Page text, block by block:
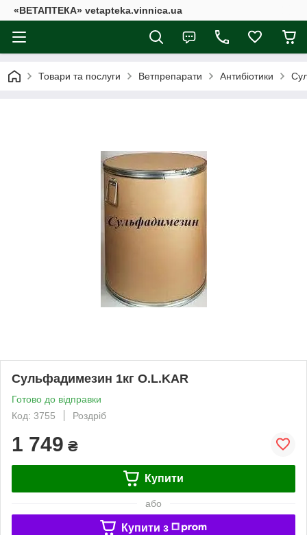
«ВЕТАПТЕКА» vetapteka.vinnica.ua
Товари та послуги Ветпрепарати Антибіотики
Сульфадимезин 1кг O.L.KAR
Готово до відправки
Код: 3755
Роздріб
1 749 ₴
Купити
або
Купити з